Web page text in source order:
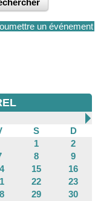
un événement
S
D
1
2
8
9
15
16
22
23
29
30